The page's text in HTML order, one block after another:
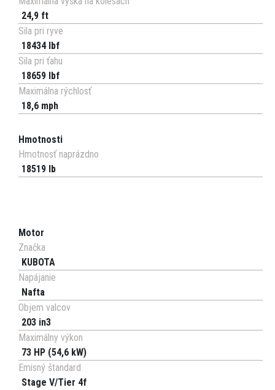
24,9 ft
Sila pri ryve
18434 lbf
Sila pri ťahu
18659 lbf
Maximálna rýchlosť
18,6 mph
Hmotnosti
Hmotnosť naprázdno
18519 lb
Motor
Značka
KUBOTA
Napájanie
Nafta
Objem valcov
203 in3
Maximálny výkon
73 HP (54,6 kW)
Emisný štandard
Stage V/Tier 4f